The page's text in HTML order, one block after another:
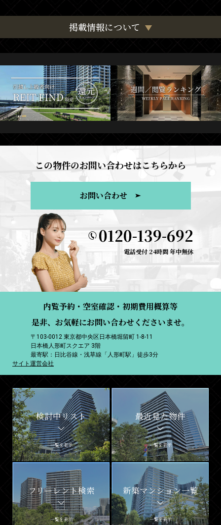
掲載情報について
この物件のお問い合わせはこちらから
お問い合わせ
0120-139-692
電話受付 24時間 年中無休
内覧予約・空室確認・初期費用概算等
是非、お気軽にお問い合わせくださいませ。
〒103-0012 東京都中央区日本橋堀留町 1-8-11
日本橋人形町スクエア 3階
最寄駅：日比谷線・浅草線「人形町駅」徒歩3分
サイト運営会社
検討中リスト
一覧を表示
最近見た物件
一覧を表示
フリーレント検索
一覧を表示
新築マンション一覧
一覧を表示